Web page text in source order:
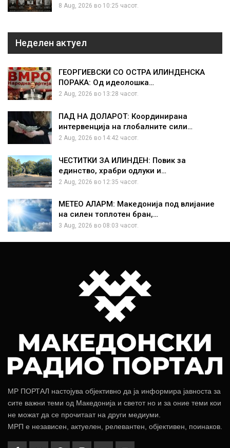
8 Aug, 2026 во 10:25 часот.
Неделен актуел
ГЕОРГИЕВСКИ СО ОСТРА ИЛИНДЕНСКА
ПОРАКА: Од идеолошка…
2 Aug, 2026 во 13:28 часот.
ПАД НА ДОЛАРОТ: Координирана
интервенција на глобалните сили…
2 Aug, 2026 во 14:42 часот.
ЧЕСТИТКИ ЗА ИЛИНДЕН: Повик за
единство, храбри одлуки и…
2 Aug, 2026 во 12:35 часот.
МЕТЕО АЛАРМ: Македонија под влијание
на силен топлотен бран,…
3 Aug, 2026 во 08:03 часот.
МР ПОРТАЛ настојува објективно да ја информира јавноста за
сите важни теми од Македонија и светот но и за оние теми кои
не можат да се прочитаат на други медиуми.
МРП е независен, актуелен, релевантен, објективен, поинаков.